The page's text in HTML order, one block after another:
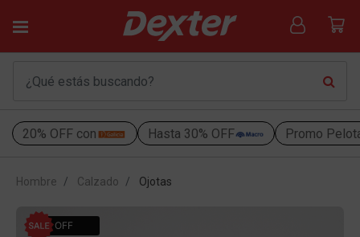
20% OFF con Hasta 30% OFF Promo
Hombre Calzado Ojotas
42% OFF